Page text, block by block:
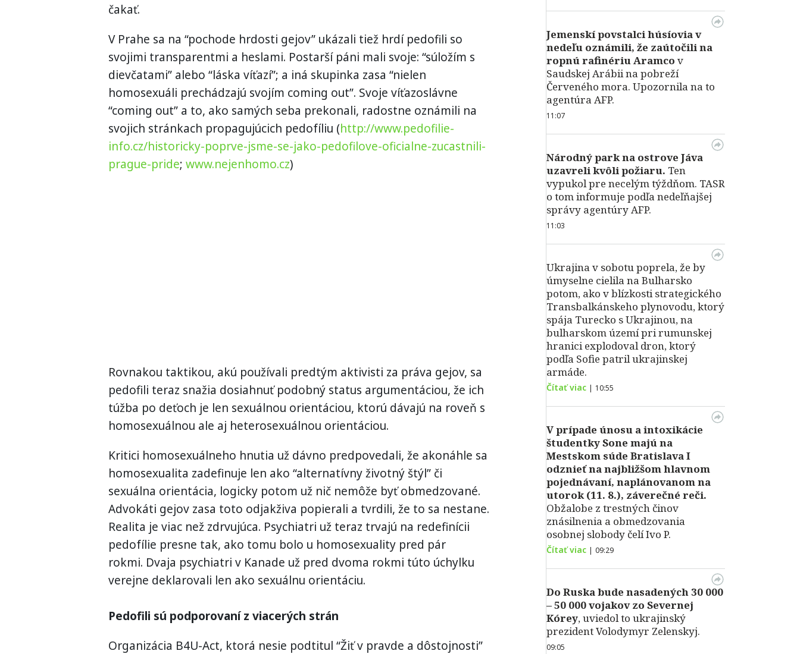
čakať.
V Prahe sa na “pochode hrdosti gejov” ukázali tiež hrdí pedofili so
svojimi transparentmi a heslami. Postarší páni mali svoje: “súložím s
dievčatami” alebo “láska víťazí”; a iná skupinka zasa “nielen
homosexuáli prechádzajú svojím coming out”. Svoje víťazoslávne
“coming out” a to, ako samých seba prekonali, radostne oznámili na
svojich stránkach propagujúcich pedofíliu (http://www.pedofilie-
info.cz/historicky-poprve-jsme-se-jako-pedofilove-oficialne-zucastnili-
prague-pride; www.nejenhomo.cz)
Rovnakou taktikou, akú používali predtým aktivisti za práva gejov, sa
pedofili teraz snažia dosiahnuť podobný status argumentáciou, že ich
túžba po deťoch je len sexuálnou orientáciou, ktorú dávajú na roveň s
homosexuálnou ale aj heterosexuálnou orientáciou.
Kritici homosexuálneho hnutia už dávno predpovedali, že akonáhle sa
homosexualita zadefinuje len ako “alternatívny životný štýl” či
sexuálna orientácia, logicky potom už nič nemôže byť obmedzované.
Advokáti gejov zasa toto odjakživa popierali a tvrdili, že to sa nestane.
Realita je viac než zdrvujúca. Psychiatri už teraz trvajú na redefinícii
pedofílie presne tak, ako tomu bolo u homosexuality pred pár
rokmi. Dvaja psychiatri v Kanade už pred dvoma rokmi túto úchylku
verejne deklarovali len ako sexuálnu orientáciu.
Pedofili sú podporovaní z viacerých strán
Organizácia B4U-Act, ktorá nesie podtitul “Žiť v pravde a dôstojnosti”
Jemenskí povstalci húsíovia v
nedeľu oznámili, že zaútočili na
ropnú rafinériu Aramco v
Saudskej Arábii na pobreží
Červeného mora. Upozornila na to
agentúra AFP.
11:07
Národný park na ostrove Jáva
uzavreli kvôli požiaru. Ten
vypukol pre necelým týždňom. TASR
o tom informuje podľa nedeľňajšej
správy agentúry AFP.
11:03
Ukrajina v sobotu poprela, že by
úmyselne cielila na Bulharsko
potom, ako v blízkosti strategického
Transbalkánskeho plynovodu, ktorý
spája Turecko s Ukrajinou, na
bulharskom území pri rumunskej
hranici explodoval dron, ktorý
podľa Sofie patril ukrajinskej
armáde.
Čítať viac | 10:55
V prípade únosu a intoxikácie
študentky Sone majú na
Mestskom súde Bratislava I
odznieť na najbližšom hlavnom
pojednávaní, naplánovanom na
utorok (11. 8.), záverečné reči.
Obžalobe z trestných činov
znásilnenia a obmedzovania
osobnej slobody čelí Ivo P.
Čítať viac | 09:29
Do Ruska bude nasadených 30 000
– 50 000 vojakov zo Severnej
Kórey, uviedol to ukrajinský
prezident Volodymyr Zelenskyj.
09:05